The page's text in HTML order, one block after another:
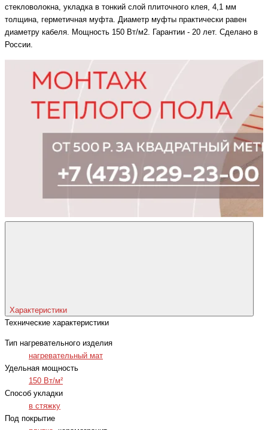
стекловолокна, укладка в тонкий слой плиточного клея, 4,1 мм
толщина, герметичная муфта. Диаметр муфты практически равен
диаметру кабеля. Мощность 150 Вт/м2. Гарантии - 20 лет. Сделано в
России.
Характеристики
Технические характеристики
Тип нагревательного изделия
нагревательный мат
Удельная мощность
150 Вт/м²
Способ укладки
в стяжку
Под покрытие